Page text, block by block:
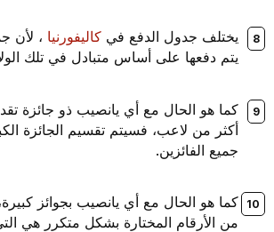
يختلف جدول الدفع في كاليفورنيا، لأن
يتم دفعها على أساس متبادل في تلك
كما هو الحال مع أي يانصيب ذو جائزة
أكثر من لاعب، فسيتم تقسيم الجائزة
جميع الفائزين.
كما هو الحال مع أي يانصيب بجوائز
من الأرقام المختارة بشكل متكرر هي